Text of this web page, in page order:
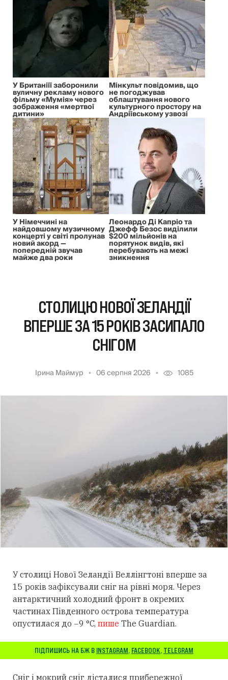
У Британіїї заборонили
вуличну рекламу нового
фільму «Мумія» через
зображення «мертвої
дитини»
Мінкульт повідомив, що
не погоджував
облаштування нового
культурного простору на
Андріївському узвозі
У Німеччині на
найдовшому музичному
концерті у світі пролунав
новий акорд —
попередній звучав
майже два роки
Леонардо Ді Капріо та
Джефф Безос виділили
$200 мільйонів на
порятунок видів, які
перебувають на межі
зникнення
СТОЛИЦЮ НОВОЇ ЗЕЛАНДІЇ
ВПЕРШЕ ЗА 15 РОКІВ ЗАСИПАЛО
СНІГОМ
Ірина Маймур 06 серпня 2026 1085
У столиці Нової Зеландії Веллінгтоні вперше за
15 років зафіксували сніг на рівні моря. Через
антарктичний холодний фронт в окремих
частинах Південного острова температура
опустилася до −9 °C, пише The Guardian.
ПІДПИШИСЬ НА БЖ В INSTAGRAM, FACEBOOK, TELEGRAM
Сніг і мокрий сніг дісталися прибережної